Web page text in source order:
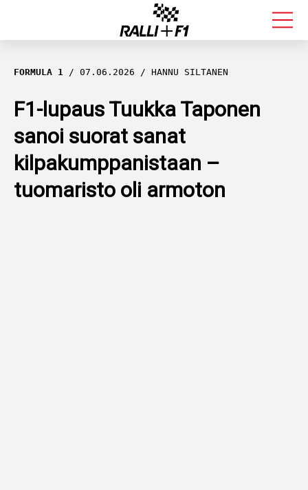
FORMULA 1
RALLI
KALLE ROVANPERÄ
VALTTERI BOTTAS
FORMULA 1 07.06.2026 HANNU SILTANEN
F1-lupaus Tuukka Taponen
sanoi suorat sanat
kilpakumppanistaan –
tuomaristo oli armoton